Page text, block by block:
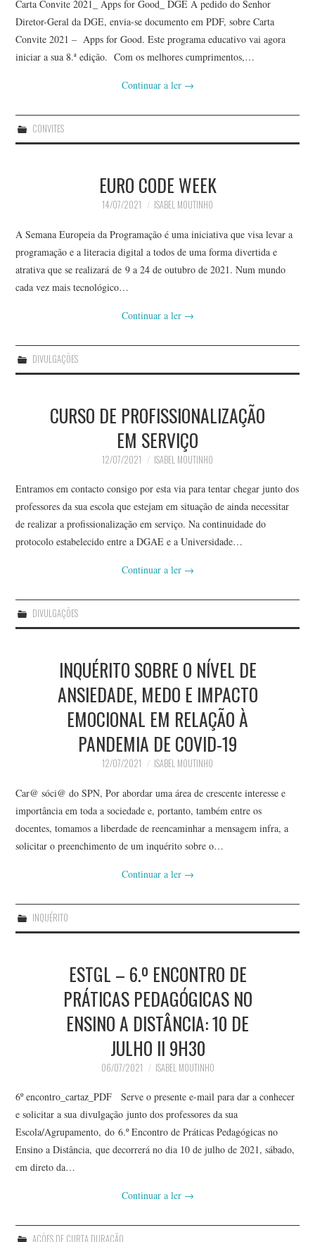
Carta Convite 2021_ Apps for Good_ DGE A pedido do Senhor
Diretor-Geral da DGE, envia-se documento em PDF, sobre Carta
Convite 2021 – Apps for Good. Este programa educativo vai agora
iniciar a sua 8.ª edição. Com os melhores cumprimentos,…
Continuar a ler →
CONVITES
EURO CODE WEEK
14/07/2021 ISABEL MOUTINHO
A Semana Europeia da Programação é uma iniciativa que visa levar a
programação e a literacia digital a todos de uma forma divertida e
atrativa que se realizará de 9 a 24 de outubro de 2021. Num mundo
cada vez mais tecnológico…
Continuar a ler →
DIVULGAÇÕES
CURSO DE PROFISSIONALIZAÇÃO
EM SERVIÇO
12/07/2021 ISABEL MOUTINHO
Entramos em contacto consigo por esta via para tentar chegar junto dos
professores da sua escola que estejam em situação de ainda necessitar
de realizar a profissionalização em serviço. Na continuidade do
protocolo estabelecido entre a DGAE e a Universidade…
Continuar a ler →
DIVULGAÇÕES
INQUÉRITO SOBRE O NÍVEL DE
ANSIEDADE, MEDO E IMPACTO
EMOCIONAL EM RELAÇÃO À
PANDEMIA DE COVID-19
12/07/2021 ISABEL MOUTINHO
Car@ sóci@ do SPN, Por abordar uma área de crescente interesse e
importância em toda a sociedade e, portanto, também entre os
docentes, tomamos a liberdade de reencaminhar a mensagem infra, a
solicitar o preenchimento de um inquérito sobre o…
Continuar a ler →
INQUÉRITO
ESTGL – 6.º ENCONTRO DE
PRÁTICAS PEDAGÓGICAS NO
ENSINO A DISTÂNCIA: 10 DE
JULHO II 9H30
06/07/2021 ISABEL MOUTINHO
6º encontro_cartaz_PDF Serve o presente e-mail para dar a conhecer
e solicitar a sua divulgação junto dos professores da sua
Escola/Agrupamento, do 6.º Encontro de Práticas Pedagógicas no
Ensino a Distância, que decorrerá no dia 10 de julho de 2021, sábado,
em direto da…
Continuar a ler →
AÇÕES DE CURTA DURAÇÃO